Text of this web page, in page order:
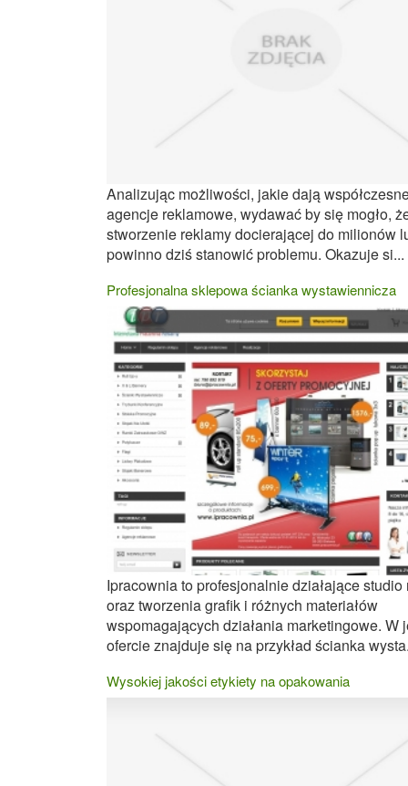
Analizując możliwości, jakie dają
agencje reklamowe, wydawać by się mogło,
stworzenie reklamy docierającej do milionów
powinno dziś stanowić problemu. Okazuje si...
Profesjonalna sklepowa ścianka wystawiennicza
Ipracownia to profesjonalnie działające studio
oraz tworzenia grafik i różnych materiałów
wspomagających działania marketingowe. W
ofercie znajduje się na przykład ścianka
Wysokiej jakości etykiety na opakowania